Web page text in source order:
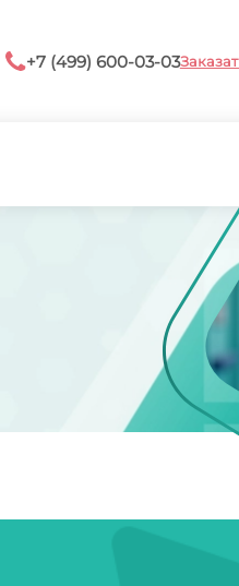
+7 (499) 600-03-03